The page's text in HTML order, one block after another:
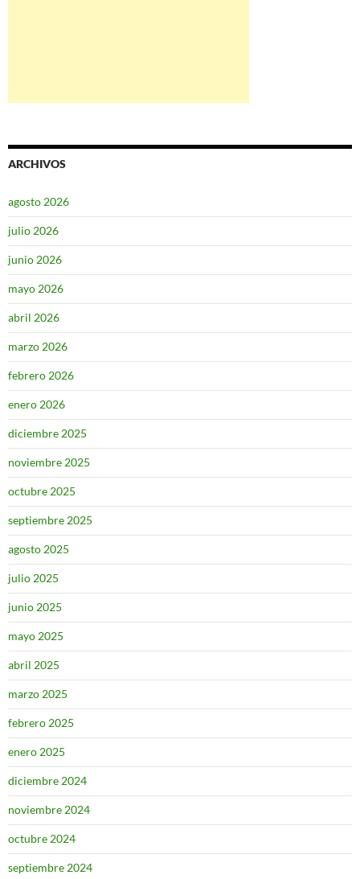
ARCHIVOS
agosto 2026
julio 2026
junio 2026
mayo 2026
abril 2026
marzo 2026
febrero 2026
enero 2026
diciembre 2025
noviembre 2025
octubre 2025
septiembre 2025
agosto 2025
julio 2025
junio 2025
mayo 2025
abril 2025
marzo 2025
febrero 2025
enero 2025
diciembre 2024
noviembre 2024
octubre 2024
septiembre 2024